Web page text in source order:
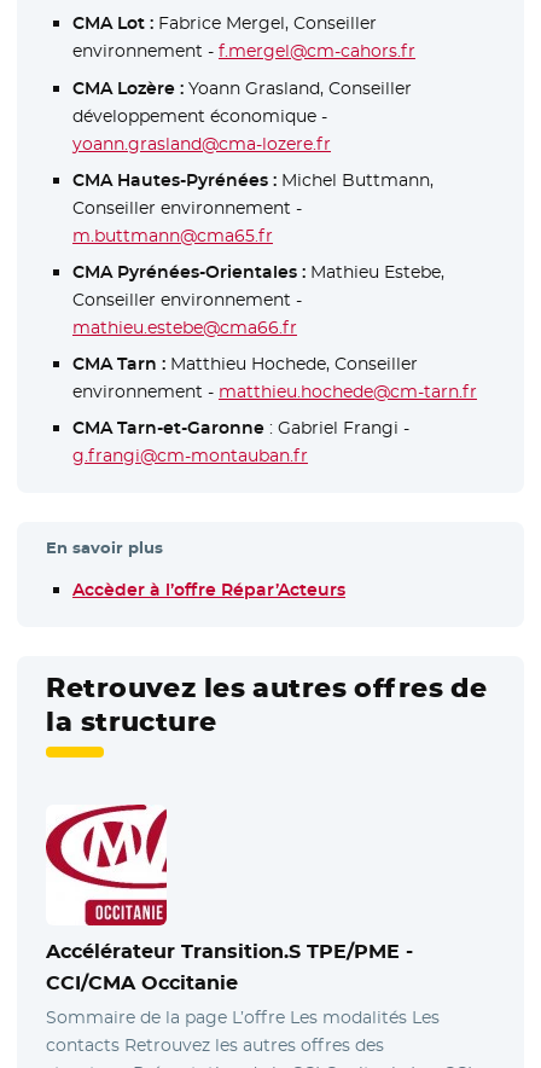
CMA Lot :Fabrice Mergel, Conseiller
environnement - f.mergel@cm-cahors.fr
CMA Lozère :Yoann Grasland, Conseiller
développement économique -
yoann.grasland@cma-lozere.fr
CMA Hautes-Pyrénées :Michel Buttmann,
Conseiller environnement -
m.buttmann@cma65.fr
CMA Pyrénées-Orientales :Mathieu Estebe,
Conseiller environnement -
mathieu.estebe@cma66.fr
CMA Tarn :Matthieu Hochede, Conseiller
environnement - matthieu.hochede@cm-tarn.fr
CMA Tarn-et-Garonne: Gabriel Frangi -
g.frangi@cm-montauban.fr
En savoir plus
Accèder à l’offre Répar’Acteurs- Nouvelle fenêtre
Retrouvez les autres offres de
la structure
Accélérateur Transition.S TPE/PME -
CCI/CMA Occitanie
Sommaire de la page L’offre Les modalités Les
contacts Retrouvez les autres offres des